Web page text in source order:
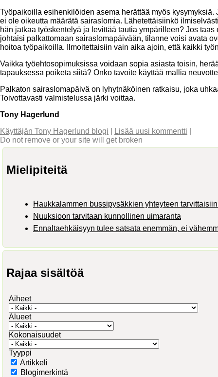
Työpaikoilla esihenkilöiden asema herättää myös
ei ole oikeutta määrätä sairaslomia. Lähetettäisiinkö
hän jatkaa työskentelyä ja levittää tautia ympärilleen? Jos
johtaisi palkattomaan sairaslomapäivään, tilanne voisi avata
hoitoa työpaikoilla. Ilmoitettaisiin vain aika ajoin, että kaikki
Vaikka työehtosopimuksissa voidaan sopia asiasta toisin,
tapauksessa poiketa siitä? Onko tavoite käyttää mallia
Palkaton sairaslomapäivä on lyhytnäköinen ratkaisu, joka
Toivottavasti valmistelussa järki voittaa.
Tony Hagerlund
Käyttäjän Tony Hagerlund blogi
Lisää uusi kommentti
Do not remove or your site will get broken
Mielipiteitä
Haukkalammen bussipysäkkien yhteyteen
Nuuksioon tarvitaan kunnollinen uimaranta
Ennaltaehkäisyyn tulee satsata enemmän, ei
Rajaa sisältöä
Aiheet
Alueet
Kokonaisuudet
Tyyppi
Artikkeli
Blogimerkintä